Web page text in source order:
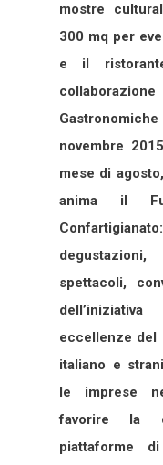
mostre
300 mq per
e il
Gastronomiche
novembre
mese di
anima il
spettacoli,
eccellenze del
italiano e
le imprese
favorire la
piattaforme